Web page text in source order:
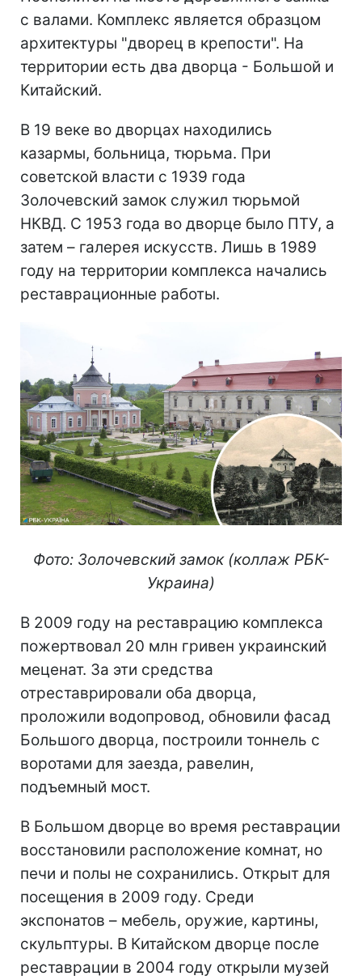
с валами. Комплекс является образцом
архитектуры "дворец в крепости". На
территории есть два дворца - Большой и
Китайский.
В 19 веке во дворцах находились
казармы, больница, тюрьма. При
советской власти с 1939 года
Золочевский замок служил тюрьмой
НКВД. С 1953 года во дворце было ПТУ, а
затем – галерея искусств. Лишь в 1989
году на территории комплекса начались
реставрационные работы.
Фото: Золочевский замок (коллаж РБК-
Украина)
В 2009 году на реставрацию комплекса
пожертвовал 20 млн гривен украинский
меценат. За эти средства
отреставрировали оба дворца,
проложили водопровод, обновили фасад
Большого дворца, построили тоннель с
воротами для заезда, равелин,
подъемный мост.
В Большом дворце во время реставрации
восстановили расположение комнат, но
печи и полы не сохранились. Открыт для
посещения в 2009 году. Среди
экспонатов – мебель, оружие, картины,
скульптуры. В Китайском дворце после
реставрации в 2004 году открыли музей